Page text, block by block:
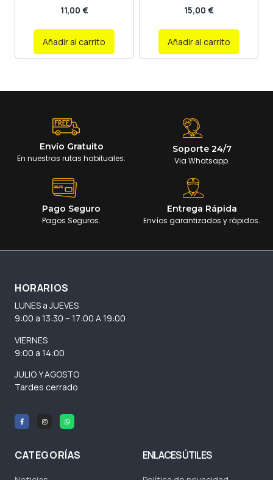
11,00 €
Añadir al carrito
15,00 €
Añadir al carrito
Envío Gratuito
En nuestras rutas habituales.
Soporte 24/7
Via Whatsapp.
Pago Seguro
Pagos Seguros.
Entrega Rápida
Envíos garantizados y rápidos.
HORARIOS
LUNES a JUEVES
9:00 a 13:30 – 17:00 A 19:00
VIERNES
9:00 a 14:00
JULIO Y AGOSTO
Tardes cerrado
CATEGORÍAS ENLACES ÚTILES